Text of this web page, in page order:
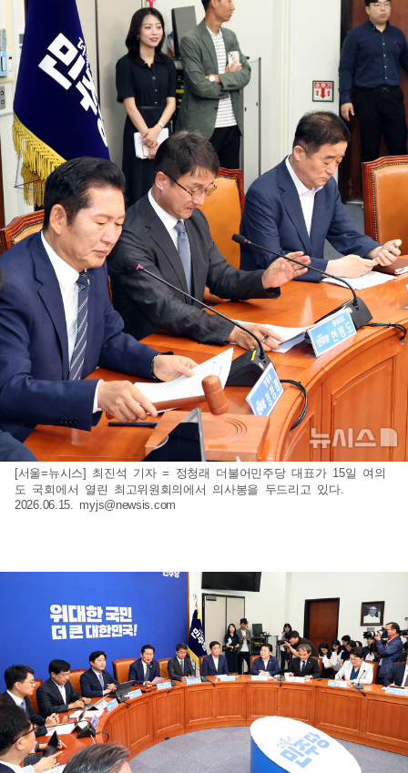
[서울=뉴시스] 최진석 기자 = 정청래 더불어민주당 대표가 15일 여의
도 국회에서 열린 최고위원회의에서 의사봉을 두드리고 있다.
2026.06.15. myjs@newsis.com